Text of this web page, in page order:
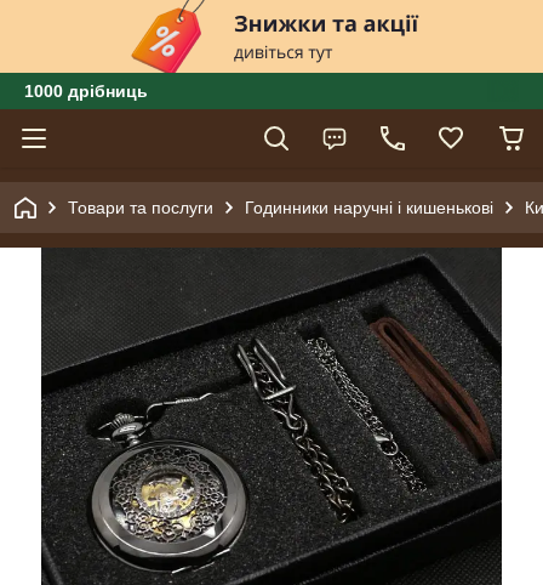
1000 дрібниць
Товари та послуги Годинники наручні і кишенькові